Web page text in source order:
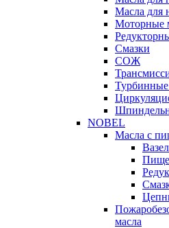
Масла для
Моторные
Смазки
СОЖ
Турбинные
NOBEL
Масла с
масла